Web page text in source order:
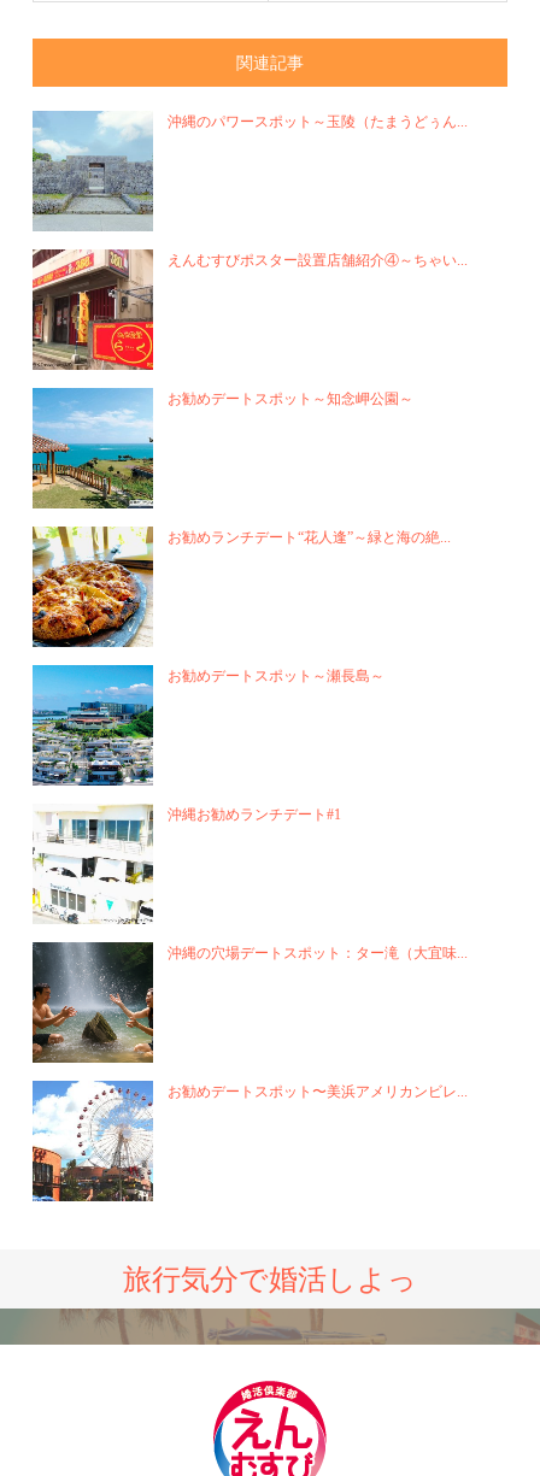
関連記事
沖縄のパワースポット～玉陵（たまうどぅん...
えんむすびポスター設置店舗紹介④～ちゃい...
お勧めデートスポット～知念岬公園～
お勧めランチデート“花人逢”～緑と海の絶...
お勧めデートスポット～瀬長島～
沖縄お勧めランチデート#1
沖縄の穴場デートスポット：ター滝（大宜味...
お勧めデートスポット〜美浜アメリカンビレ...
旅行気分で婚活しよっ